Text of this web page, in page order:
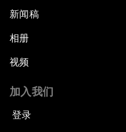
新闻稿
相册
视频
加入我们
登录